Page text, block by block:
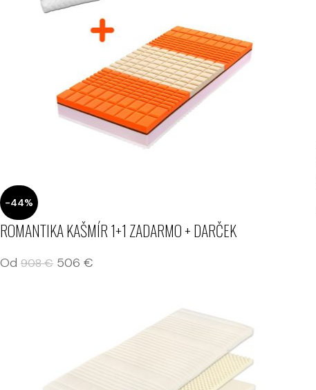
-44%
ROMANTIKA KAŠMÍR 1+1 ZADARMO + DARČEK
Od 908€ 506 €